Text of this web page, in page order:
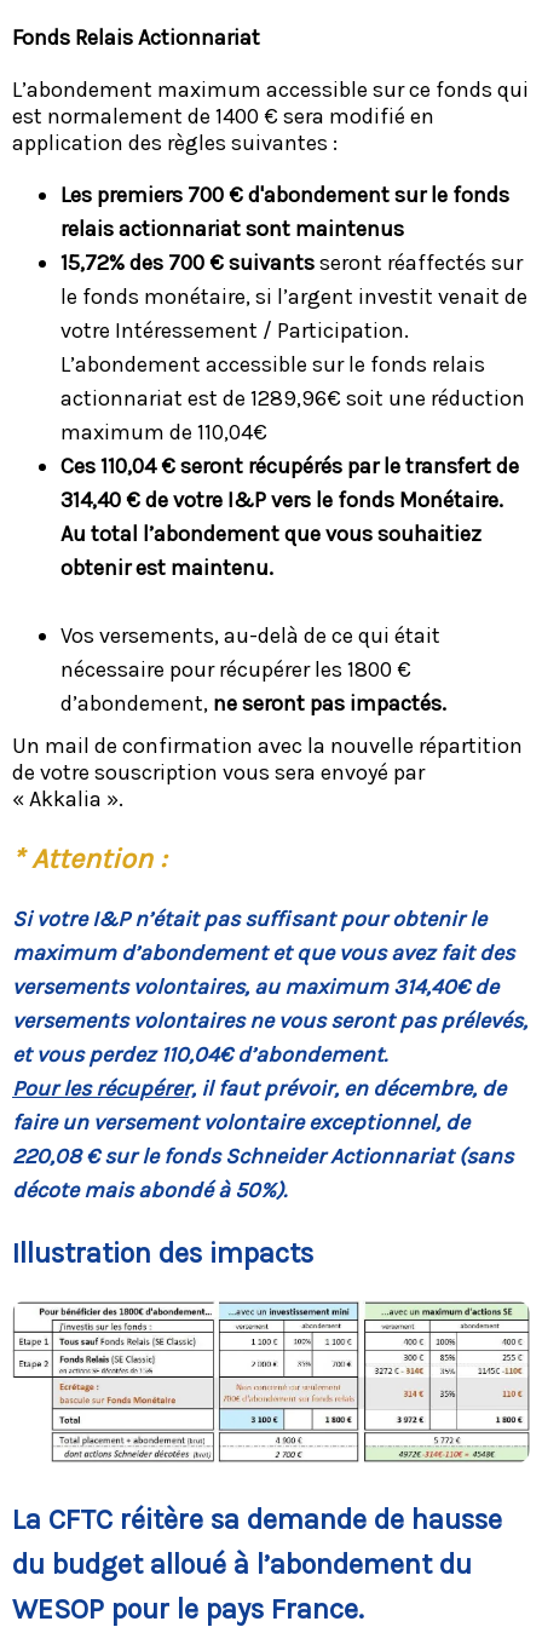
Fonds Relais Actionnariat
L’abondement maximum accessible sur ce fonds qui
est normalement de 1400 € sera modifié en
application des règles suivantes :
Les premiers 700 € d'abondement sur le fonds
relais actionnariat sont maintenus
15,72% des 700 € suivantsseront réaffectés sur
le fonds monétaire, si l’argent investit venait de
votre Intéressement / Participation.
L’abondement accessible sur le fonds relais
actionnariat est de 1289,96€ soit une réduction
maximum de 110,04€
Ces 110,04 € seront récupérés par le transfert de
314,40 € de votre I&P vers le fonds Monétaire.
Au total l’abondement que vous souhaitiez
obtenir est maintenu.
Vos versements, au-delà de ce qui était
nécessaire pour récupérer les 1800 €
d’abondement, ne seront pas impactés.
Un mail de confirmation avec la nouvelle répartition
de votre souscription vous sera envoyé par
« Akkalia ».
* Attention :
Si votre I&P n’était pas suffisant pour obtenir le
maximum d’abondement et que vous avez fait des
versements volontaires, au maximum 314,40€ de
versements volontaires ne vous seront pas prélevés,
et vous perdez 110,04€ d’abondement.
Pour les récupérer, il faut prévoir, en décembre, de
faire un versement volontaire exceptionnel, de
220,08 € sur le fonds Schneider Actionnariat (sans
décote mais abondé à 50%).
Illustration des impacts
La CFTC réitère sa demande de hausse
du budget alloué à l’abondement du
WESOP pour le pays France.